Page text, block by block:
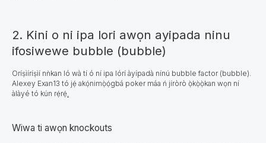
2. Kini o ni ipa lori awọn ayipada ninu
ifosiwewe bubble (bubble)
Oríṣìíríṣìí nǹkan ló wà tí ó ní ipa lórí àyípadà nínú bubble factor (bubble).
Alexey Exan13 tó jẹ́ akọ́nimọ̀ọ́gbá poker máa ń jíròrò ọ̀kọ̀ọ̀kan wọn ní
àlàyé tó kún rẹ́rẹ́
Wiwa ti awọn knockouts